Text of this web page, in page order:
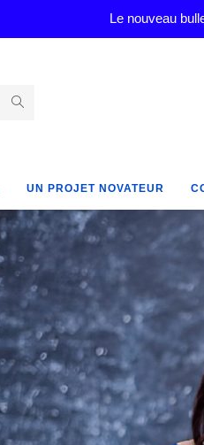
Le nouveau
UN PROJET NOVATEUR